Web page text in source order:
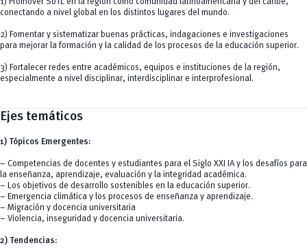
1) Promover SoTL en la región como comunidad latinoamericana y del caribe,
conectando a nivel global en los distintos lugares del mundo.
2) Fomentar y sistematizar buenas prácticas, indagaciones e investigaciones
para mejorar la formación y la calidad de los procesos de la educación superior.
3) Fortalecer redes entre académicos, equipos e instituciones de la región,
especialmente a nivel disciplinar, interdisciplinar e interprofesional.
Ejes temáticos
1) Tópicos Emergentes:
– Competencias de docentes y estudiantes para el Siglo XXI IA y los desafíos para
la enseñanza, aprendizaje, evaluación y la integridad académica.
– Los objetivos de desarrollo sostenibles en la educación superior.
– Emergencia climática y los procesos de enseñanza y aprendizaje.
– Migración y docencia universitaria
– Violencia, inseguridad y docencia universitaria.
2) Tendencias: